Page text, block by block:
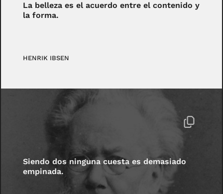
La belleza es el acuerdo entre el contenido y
la forma.
HENRIK IBSEN
Siendo dos ninguna cuesta es demasiado
empinada.